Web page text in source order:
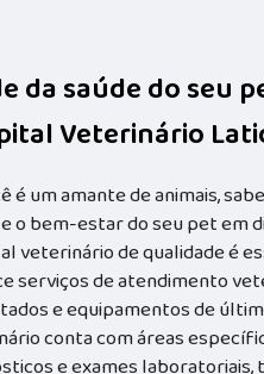
da saúde do seu
Veterinário
é um amante de animais,
o bem-estar do seu pet em
veterinário de qualidade é
serviços de atendimento
e equipamentos de
conta com áreas
e exames